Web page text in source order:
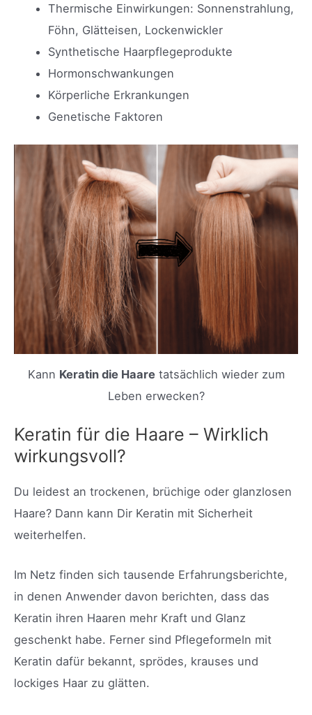
Thermische Einwirkungen: Sonnenstrahlung,
Föhn, Glätteisen, Lockenwickler
Synthetische Haarpflegeprodukte
Hormonschwankungen
Körperliche Erkrankungen
Genetische Faktoren
Kann Keratin die Haaretatsächlich wieder zum
Leben erwecken?
Keratin für die Haare – Wirklich
wirkungsvoll?
Du leidest an trockenen, brüchige oder glanzlosen
Haare? Dann kann Dir Keratin mit Sicherheit
weiterhelfen.
Im Netz finden sich tausende Erfahrungsberichte,
in denen Anwender davon berichten, dass das
Keratin ihren Haaren mehr Kraft und Glanz
geschenkt habe. Ferner sind Pflegeformeln mit
Keratin dafür bekannt, sprödes, krauses und
lockiges Haar zu glätten.